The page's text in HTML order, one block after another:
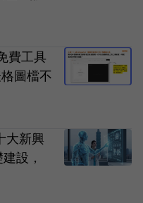
費工具
圖檔不
大新興
設，